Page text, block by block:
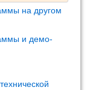
на другом
и демо-